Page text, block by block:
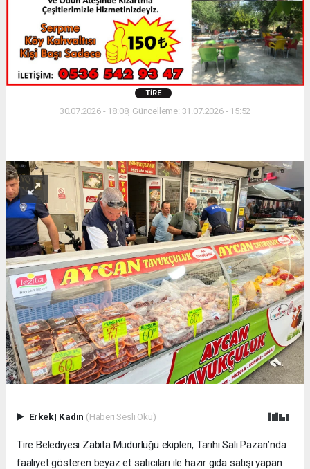
TIRE
30.07.2026 - 18:08, Güncelleme: 31.07.2026 - 15:52
Erkek| Kadın (Haberi Sesli Oku)
Tire Belediyesi Zabıta Müdürlüğü ekipleri, Tarihi Salı Pazarı’nda
faaliyet gösteren beyaz et satıcıları ile hazır gıda satışı yapan